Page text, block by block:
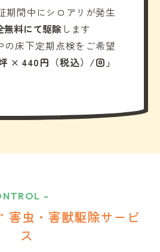
期間中にシロアリが発生
無料にて駆除 します
の床下定期点検をご希望
× 440円（税込）/回」
-
害虫・害獣駆除サービ
ス